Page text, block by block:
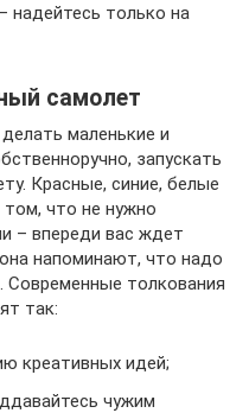
надейтесь только на
самолет
маленькие и
запускать
Красные, синие, белые
что не нужно
– впереди вас ждет
напоминают, что надо
Современные толкования
так:
креативных идей;
чужим